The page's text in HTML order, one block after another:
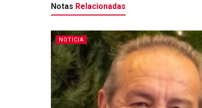
Notas Relacionadas
NOTICIA